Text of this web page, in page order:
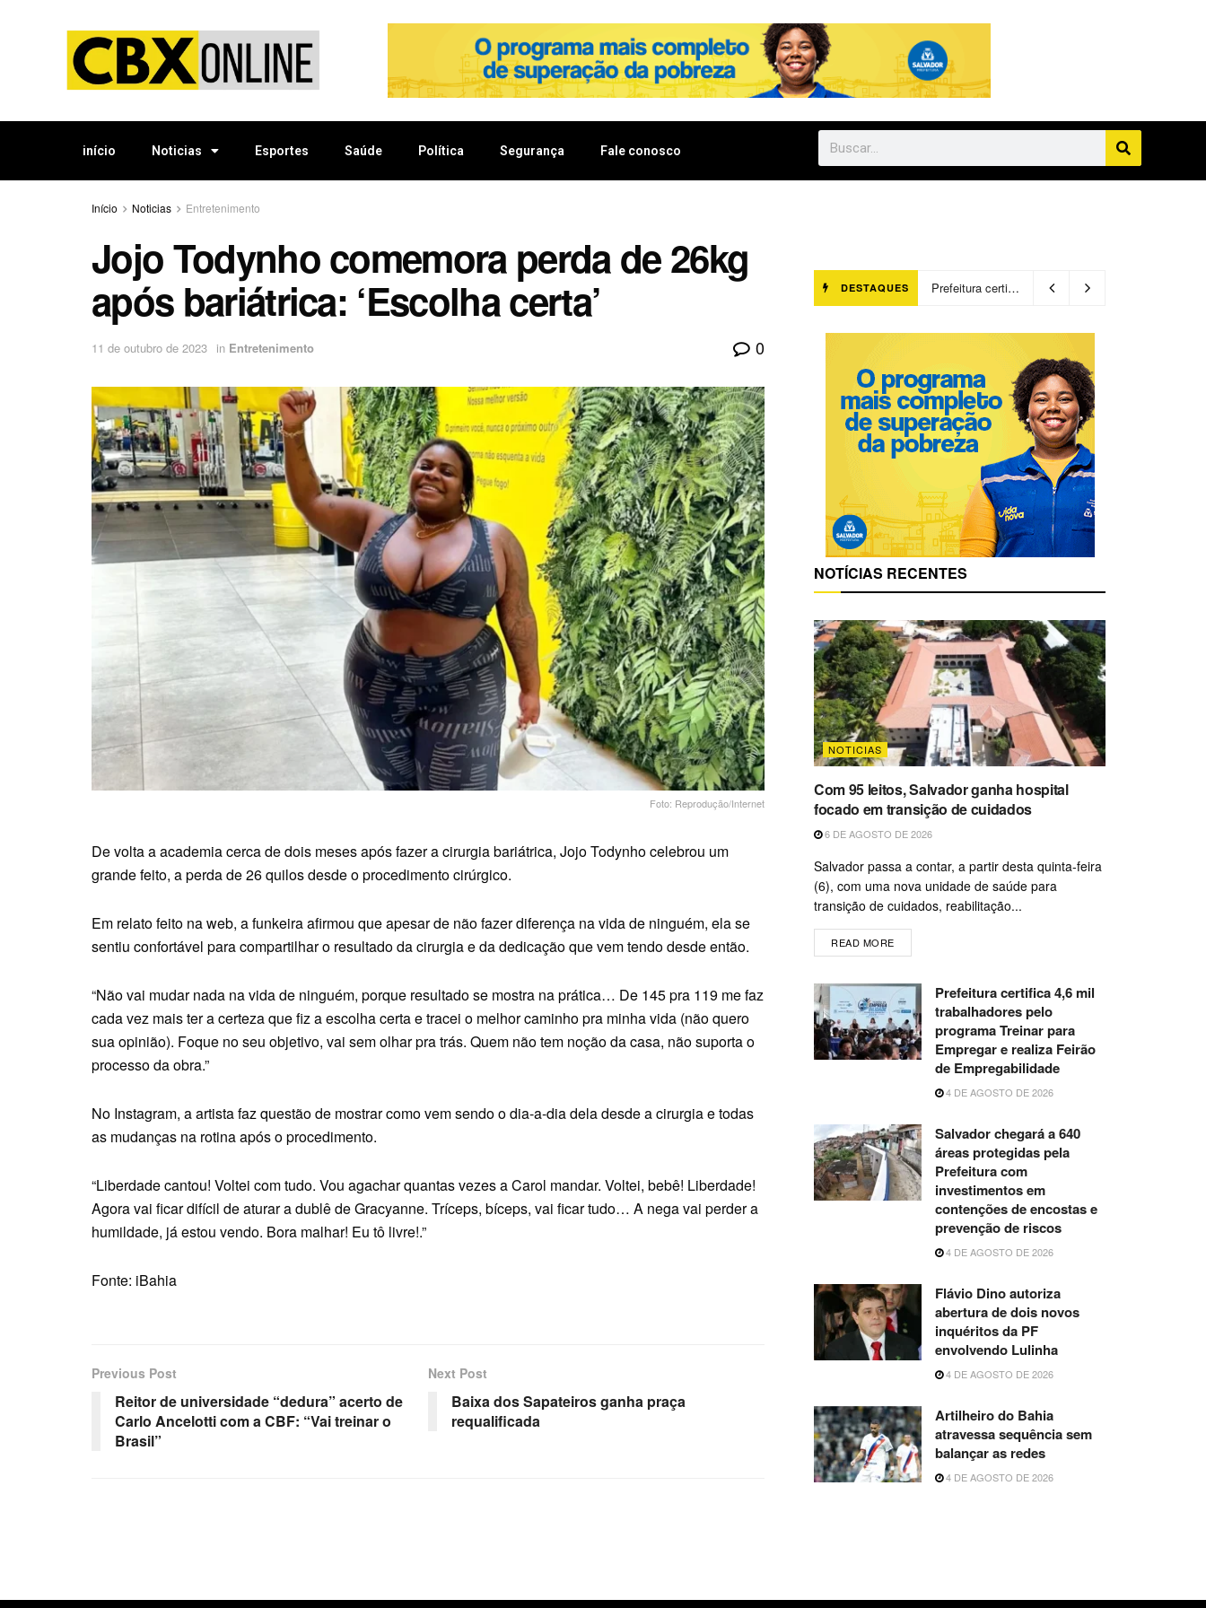
início Noticias Esportes Saúde Política Segurança Fale conosco
Início Noticias Entretenimento
Jojo Todynho comemora perda de 26kg
após bariátrica: ‘Escolha certa’
11 de outubro de 2023 in Entretenimento 0
Foto: Reprodução/Internet
De volta a academia cerca de dois meses após fazer a cirurgia bariátrica, Jojo Todynho celebrou um
grande feito, a perda de 26 quilos desde o procedimento cirúrgico.
Em relato feito na web, a funkeira afirmou que apesar de não fazer diferença na vida de ninguém, ela se
sentiu confortável para compartilhar o resultado da cirurgia e da dedicação que vem tendo desde então.
“Não vai mudar nada na vida de ninguém, porque resultado se mostra na prática… De 145 pra 119 me faz
cada vez mais ter a certeza que fiz a escolha certa e tracei o melhor caminho pra minha vida (não quero
sua opinião). Foque no seu objetivo, vai sem olhar pra trás. Quem não tem noção da casa, não suporta o
processo da obra.”
No Instagram, a artista faz questão de mostrar como vem sendo o dia-a-dia dela desde a cirurgia e todas
as mudanças na rotina após o procedimento.
“Liberdade cantou! Voltei com tudo. Vou agachar quantas vezes a Carol mandar. Voltei, bebê! Liberdade!
Agora vai ficar difícil de aturar a dublê de Gracyanne. Tríceps, bíceps, vai ficar tudo… A nega vai perder a
humildade, já estou vendo. Bora malhar! Eu tô livre!.”
Fonte: iBahia
Previous Post
Reitor de universidade “dedura” acerto de
Carlo Ancelotti com a CBF: “Vai treinar o
Brasil”
Next Post
Baixa dos Sapateiros ganha praça
requalificada
DESTAQUES Prefeitura certifica 4,6 mil trabalhadores pelo programa Treinar para Empregar e realiza Feirão de Empregabilidade
NOTÍCIAS RECENTES
NOTICIAS
Com 95 leitos, Salvador ganha hospital
focado em transição de cuidados
6 DE AGOSTO DE 2026
Salvador passa a contar, a partir desta quinta-feira
(6), com uma nova unidade de saúde para
transição de cuidados, reabilitação...
READ MORE
Prefeitura certifica 4,6 mil
trabalhadores pelo
programa Treinar para
Empregar e realiza Feirão
de Empregabilidade
4 DE AGOSTO DE 2026
Salvador chegará a 640
áreas protegidas pela
Prefeitura com
investimentos em
contenções de encostas e
prevenção de riscos
4 DE AGOSTO DE 2026
Flávio Dino autoriza
abertura de dois novos
inquéritos da PF
envolvendo Lulinha
4 DE AGOSTO DE 2026
Artilheiro do Bahia
atravessa sequência sem
balançar as redes
4 DE AGOSTO DE 2026